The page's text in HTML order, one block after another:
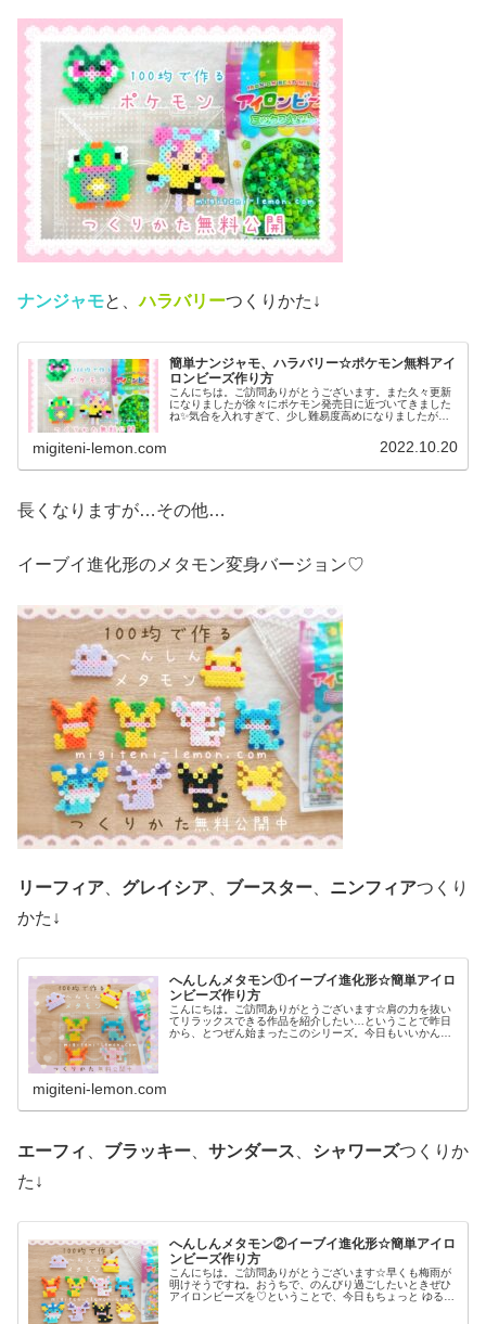
ナンジャモと、ハラバリーつくりかた↓
簡単ナンジャモ、ハラバリー☆ポケモン無料アイ
ロンビーズ作り方
こんにちは。ご訪問ありがとうございます。また久々更新
になりましたが徐々にポケモン発売日に近づいてきました
ね✨気合を入れすぎて、少し難易度高めになりましたがぜ
migiteni-lemon.com 2022.10.20
長くなりますが…その他…
イーブイ進化形のメタモン変身バージョン♡
リーフィア グレイシア ブースター ニンフィアつくり
かた↓
へんしんメタモン①イーブイ進化形☆簡単アイロ
ンビーズ作り方
こんにちは。ご訪問ありがとうございます☆肩の力を抜い
てリラックスできる作品を紹介したい…ということで昨日
から、とつぜん始まったこのシリーズ。今日もいいかんじ
migiteni-lemon.com
エーフィ ブラッキー サンダース シャワーズつくりか
た↓
へんしんメタモン②イーブイ進化形☆簡単アイロ
ンビーズ作り方
こんにちは。ご訪問ありがとうございます☆早くも梅雨が
明けそうですね。おうちで、のんびり過ごしたいときぜひ
アイロンビーズを♡ということで、今日もちょっと ゆる〜